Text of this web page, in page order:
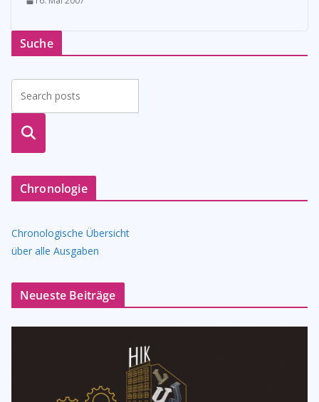
Suche
suche
Chronologie
Chronologische Übersicht
über alle Ausgaben
Neueste Beiträge